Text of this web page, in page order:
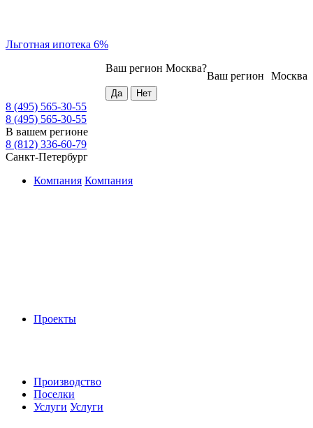
Льготная ипотека 6%
Москва
Ваш регион
Ваш регион Москва?
8 (495) 565-30-55
8 (495) 565-30-55
В вашем регионе
8 (812) 336-60-79
Санкт-Петербург
Компания Компания
Проекты
Производство
Поселки
Услуги Услуги